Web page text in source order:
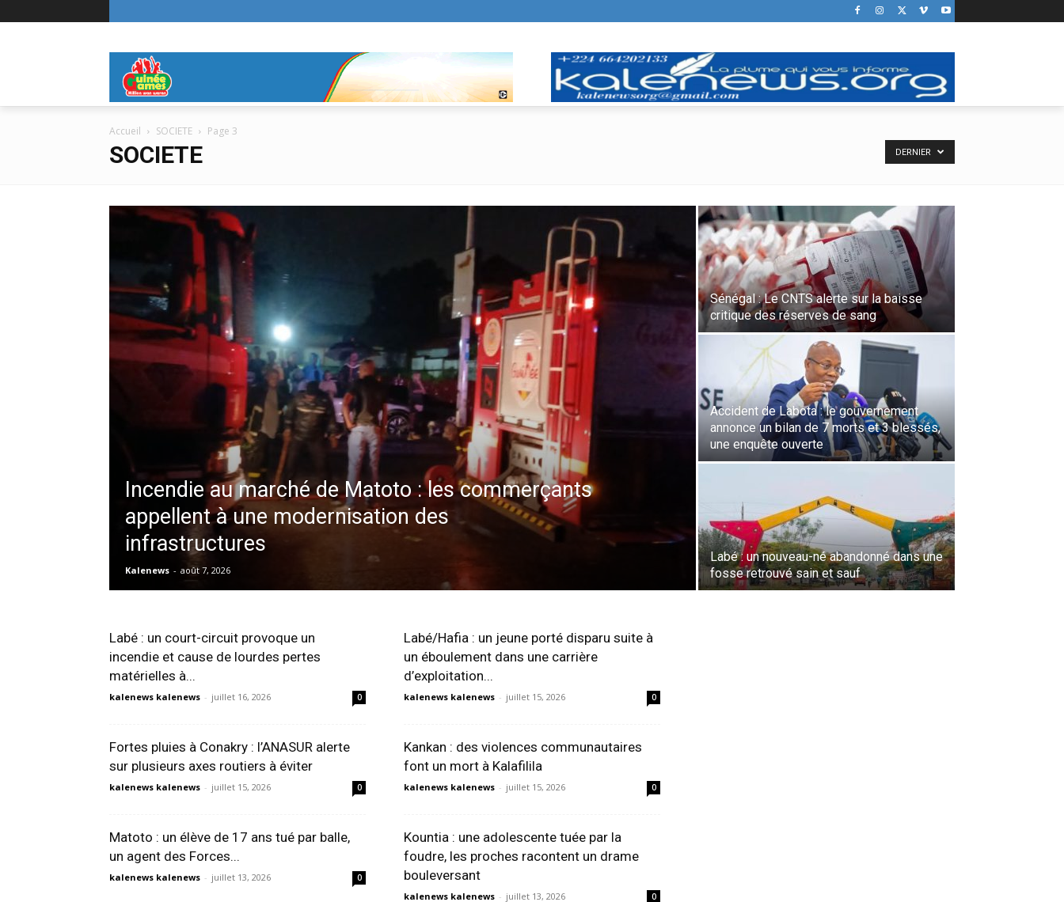
Accueil SOCIETE Page 3
SOCIETE DERNIER
Incendie au marché de Matoto : les commerçants
appellent à une modernisation des
infrastructures
Kalenews - août 7, 2026
Sénégal : Le CNTS alerte sur la baisse
critique des réserves de sang
Accident de Labota : le gouvernement
annonce un bilan de 7 morts et 3 blessés,
une enquête ouverte
Labé : un nouveau-né abandonné dans une
fosse retrouvé sain et sauf
Labé : un court-circuit provoque un
incendie et cause de lourdes pertes
matérielles à...
kalenews kalenews - juillet 16, 2026 0
Labé/Hafia : un jeune porté disparu suite à
un éboulement dans une carrière
d’exploitation...
kalenews kalenews - juillet 15, 2026 0
Fortes pluies à Conakry : l’ANASUR alerte
sur plusieurs axes routiers à éviter
kalenews kalenews - juillet 15, 2026 0
Kankan : des violences communautaires
font un mort à Kalafilila
kalenews kalenews - juillet 15, 2026 0
Matoto : un élève de 17 ans tué par balle,
un agent des Forces...
kalenews kalenews - juillet 13, 2026 0
Kountia : une adolescente tuée par la
foudre, les proches racontent un drame
bouleversant
kalenews kalenews - juillet 13, 2026 0